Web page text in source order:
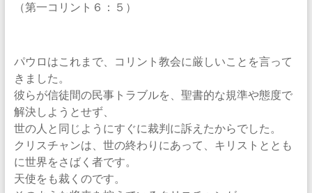
（第一コリント６：５）
パウロはこれまで、コリント教会に厳しいことを言って
きました。
彼らが信徒間の民事トラブルを、聖書的な規準や態度で
解決しようとせず、
世の人と同じようにすぐに裁判に訴えたからでした。
クリスチャンは、世の終わりにあって、キリストととも
に世界をさばく者です。
天使をも裁くのです。